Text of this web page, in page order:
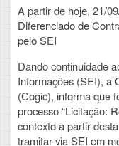
A partir de hoje, 21/
Diferenciado de
pelo SEI
Dando continuidade
Informações (SEI), a
(Cogic), informa que
processo “Licitação:
contexto a partir
tramitar via SEI em